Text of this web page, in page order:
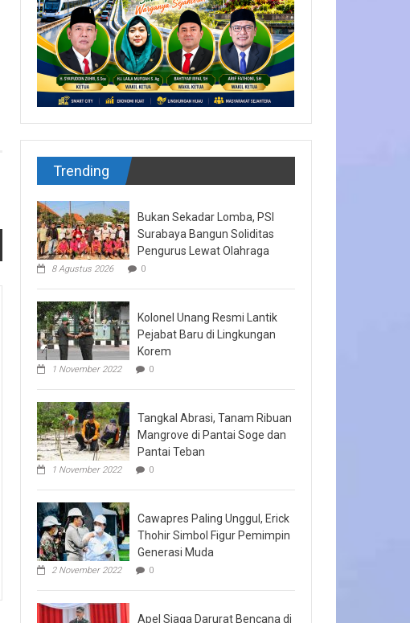
Trending
Bukan Sekadar Lomba, PSI
Surabaya Bangun Soliditas
Pengurus Lewat Olahraga
8 Agustus 2026 0
Kolonel Unang Resmi Lantik
Pejabat Baru di Lingkungan
Korem
1 November 2022 0
Tangkal Abrasi, Tanam Ribuan
Mangrove di Pantai Soge dan
Pantai Teban
1 November 2022 0
Cawapres Paling Unggul, Erick
Thohir Simbol Figur Pemimpin
Generasi Muda
2 November 2022 0
Apel Siaga Darurat Bencana di